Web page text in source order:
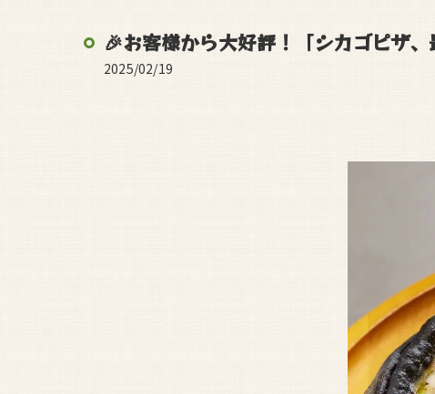
🎉お客様から大好評！「シカゴピザ
2025/02/19